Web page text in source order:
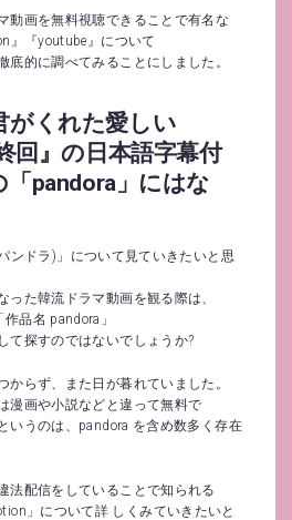
動画を無料視聴できることで有名な
』『youtube』について
底的に調べてみることにしました。
がくれた愛しい
回』の日本語字幕付
「pandora」にはな
ンドラ)」について見ていきたいと思
った韓流ドラマ動画を観る際は、
品名 pandora」
て探すのではないでしょうか?
からず、また日が暮れていました。
漫画や小説などと違って無料で
いうのは、pandora を含め数多く存在
法配信をしていることで知られる
」について詳 しくみていきたいと